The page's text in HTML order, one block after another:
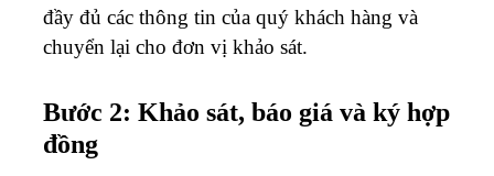
đầy đủ các thông tin của quý khách hàng và
chuyển lại cho đơn vị khảo sát.
Bước 2: Khảo sát, báo giá và ký hợp
đồng